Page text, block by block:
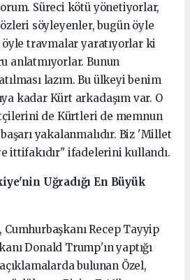
Süreci kötü yönetiyorlar,
söyleyenler, bugün öyle
travmalar yaratıyorlar ki
anlatmıyorlar. Bunun
lazım. Bu ülkeyi benim
kadar Kürt arkadaşım var. O
de Kürtleri de memnun
yakalanmalıdır. Biz 'Millet
ittifakıdır" ifadelerini kullandı.
Uğradığı En Büyük
Recep Tayyip
Donald Trump'ın yaptığı
bulunan Özel,